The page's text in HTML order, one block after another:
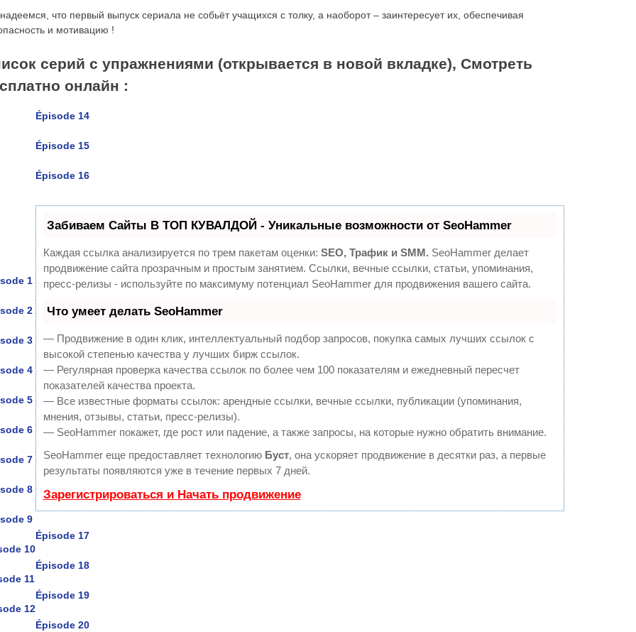
что первый выпуск сериала не собьёт учащихся с толку, а наоборот – заинтересует их, обеспечивая
и мотивацию !
серий с упражнениями (открывается в новой вкладке), Смотреть
онлайн :
1
2
3
4
5
6
7
8
9
10
11
12
Épisode 14
Épisode 15
Épisode 16
Забиваем Сайты В ТОП КУВАЛДОЙ - Уникальные возможности от SeoHammer
Каждая ссылка анализируется по трем пакетам оценки: SEO, Трафик и SMM. SeoHammer делает
продвижение сайта прозрачным и простым занятием. Ссылки, вечные ссылки, статьи, упоминания,
пресс-релизы - используйте по максимуму потенциал SeoHammer для продвижения вашего сайта.
Что умеет делать SeoHammer
— Продвижение в один клик, интеллектуальный подбор запросов, покупка самых лучших ссылок с
высокой степенью качества у лучших бирж ссылок.
— Регулярная проверка качества ссылок по более чем 100 показателям и ежедневный пересчет
показателей качества проекта.
— Все известные форматы ссылок: арендные ссылки, вечные ссылки, публикации (упоминания,
мнения, отзывы, статьи, пресс-релизы).
— SeoHammer покажет, где рост или падение, а также запросы, на которые нужно обратить внимание.
SeoHammer еще предоставляет технологию Буст, она ускоряет продвижение в десятки раз, а первые
результаты появляются уже в течение первых 7 дней.
Зарегистрироваться и Начать продвижение
Épisode 17
Épisode 18
Épisode 19
Épisode 20